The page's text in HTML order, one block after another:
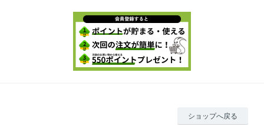
ショップへ戻る